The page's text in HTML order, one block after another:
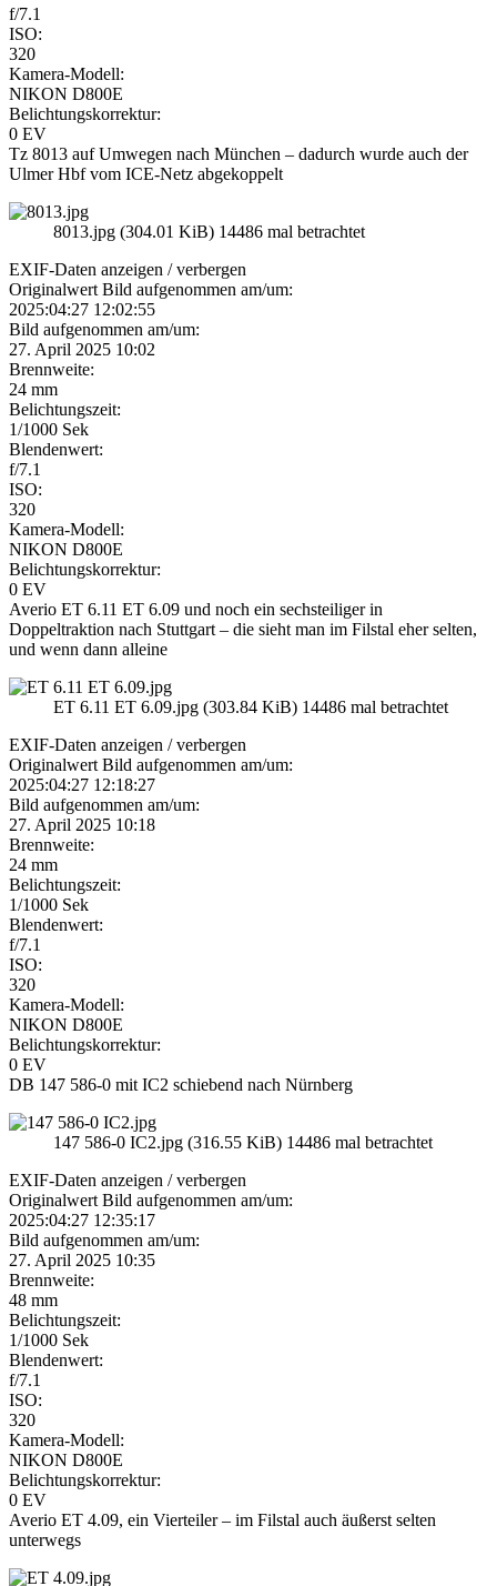
f/7.1
ISO:
320
Kamera-Modell:
NIKON D800E
Belichtungskorrektur:
0 EV
Tz 8013 auf Umwegen nach München – dadurch wurde auch der
Ulmer Hbf vom ICE-Netz abgekoppelt
8013.jpg (304.01 KiB) 14486 mal betrachtet
EXIF-Daten anzeigen / verbergen
Originalwert Bild aufgenommen am/um:
2025:04:27 12:02:55
Bild aufgenommen am/um:
27. April 2025 10:02
Brennweite:
24 mm
Belichtungszeit:
1/1000 Sek
Blendenwert:
f/7.1
ISO:
320
Kamera-Modell:
NIKON D800E
Belichtungskorrektur:
0 EV
Averio ET 6.11 ET 6.09 und noch ein sechsteiliger in
Doppeltraktion nach Stuttgart – die sieht man im Filstal eher selten,
und wenn dann alleine
ET 6.11 ET 6.09.jpg (303.84 KiB) 14486 mal betrachtet
EXIF-Daten anzeigen / verbergen
Originalwert Bild aufgenommen am/um:
2025:04:27 12:18:27
Bild aufgenommen am/um:
27. April 2025 10:18
Brennweite:
24 mm
Belichtungszeit:
1/1000 Sek
Blendenwert:
f/7.1
ISO:
320
Kamera-Modell:
NIKON D800E
Belichtungskorrektur:
0 EV
DB 147 586-0 mit IC2 schiebend nach Nürnberg
147 586-0 IC2.jpg (316.55 KiB) 14486 mal betrachtet
EXIF-Daten anzeigen / verbergen
Originalwert Bild aufgenommen am/um:
2025:04:27 12:35:17
Bild aufgenommen am/um:
27. April 2025 10:35
Brennweite:
48 mm
Belichtungszeit:
1/1000 Sek
Blendenwert:
f/7.1
ISO:
320
Kamera-Modell:
NIKON D800E
Belichtungskorrektur:
0 EV
Averio ET 4.09, ein Vierteiler – im Filstal auch äußerst selten
unterwegs